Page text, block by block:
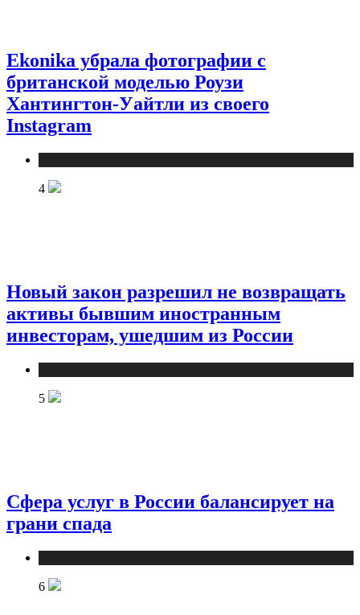
Ekonika убрала фотографии с
британской моделью Роузи
Хантингтон-Уайтли из своего
Instagram
4
Новый закон разрешил не возвращать
активы бывшим иностранным
инвесторам, ушедшим из России
5
Сфера услуг в России балансирует на
грани спада
6